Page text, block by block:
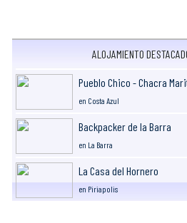
ALOJAMIENTO
Pueblo Chico - Chacra
en Costa Azul
Backpacker de la Barra
en La Barra
La Casa del Hornero
en Piriapolis